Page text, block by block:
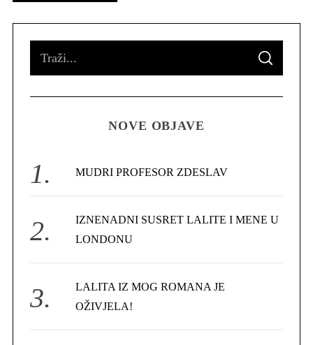
o
S
A
C
NOVE OBJAVE
MUDRI PROFESOR ZDESLAV
IZNENADNI SUSRET LALITE I MENE U
LONDONU
LALITA IZ MOG ROMANA JE
OŽIVJELA!